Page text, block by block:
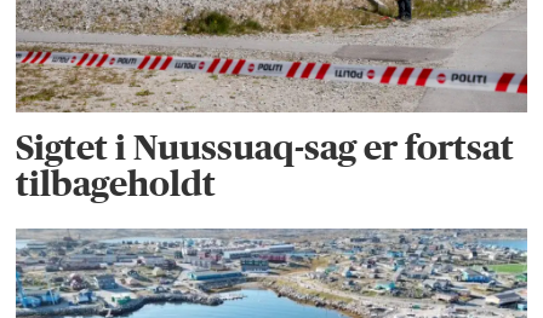
Sigtet i Nuussuaq-sag er fortsat
tilbageholdt